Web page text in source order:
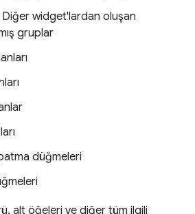
Diğer widget'lardan oluşan
gruplar
düğmeleri
alt öğeleri ve diğer tüm ilgili